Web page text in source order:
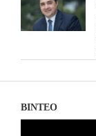
ΒΙΝΤΕΟ